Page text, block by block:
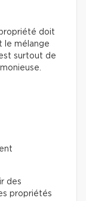
doit
le mélange
surtout de
des
propriétés